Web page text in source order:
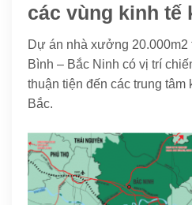
các vùng kinh tế
Dự án nhà xưởng 20.000m2
Bình – Bắc Ninh có vị trí
thuận tiện đến các trung tâm
Bắc.